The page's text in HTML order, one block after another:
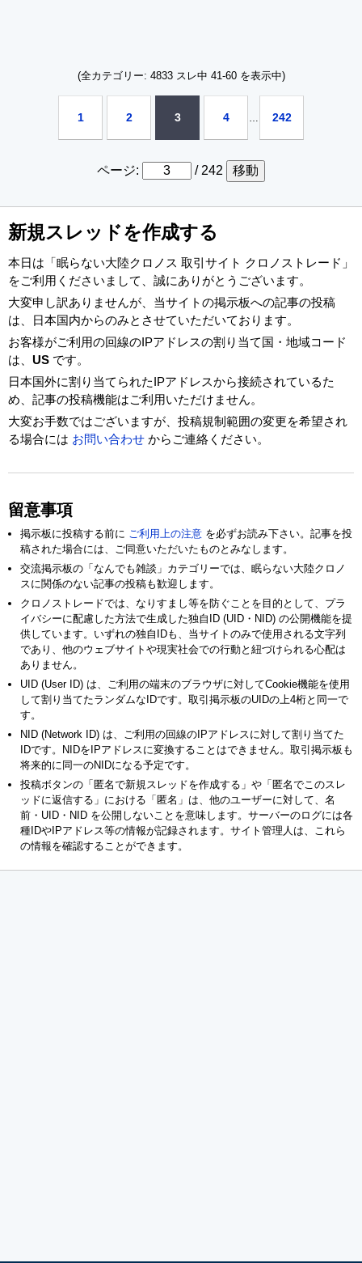
(全カテゴリー: 4833 スレ中 41-60 を表示中)
1 2 3 4 242
ページ: / 242 移動
新規スレッドを作成する
本日は「眠らない大陸クロノス 取引サイト クロノストレード」
をご利用くださいまして、誠にありがとうございます。
大変申し訳ありませんが、当サイトの掲示板への記事の投稿
は、日本国内からのみとさせていただいております。
お客様がご利用の回線のIPアドレスの割り当て国・地域コード
は、 US です。
日本国外に割り当てられたIPアドレスから接続されているた
め、記事の投稿機能はご利用いただけません。
大変お手数ではございますが、投稿規制範囲の変更を希望され
る場合には お問い合わせ からご連絡ください。
留意事項
掲示板に投稿する前に ご利用上の注意 を必ずお読み下さい。記事を投
稿された場合には、ご同意いただいたものとみなします。
交流掲示板の「なんでも雑談」カテゴリーでは、眠らない大陸クロノ
スに関係のない記事の投稿も歓迎します。
クロノストレードでは、なりすまし等を防ぐことを目的として、プラ
イバシーに配慮した方法で生成した独自ID (UID・NID) の公開機能を提
供しています。いずれの独自IDも、当サイトのみで使用される文字列
であり、他のウェブサイトや現実社会での行動と紐づけられる心配は
ありません。
UID (User ID) は、ご利用の端末のブラウザに対してCookie機能を使用
して割り当てたランダムなIDです。取引掲示板のUIDの上4桁と同一で
す。
NID (Network ID) は、ご利用の回線のIPアドレスに対して割り当てた
IDです。NIDをIPアドレスに変換することはできません。取引掲示板も
将来的に同一のNIDになる予定です。
投稿ボタンの「匿名で新規スレッドを作成する」や「匿名でこのスレ
ッドに返信する」における「匿名」は、他のユーザーに対して、名
前・UID・NID を公開しないことを意味します。サーバーのログには各
種IDやIPアドレス等の情報が記録されます。サイト管理人は、これら
の情報を確認することができます。